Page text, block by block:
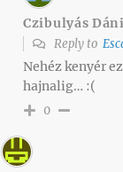
Czibulyás
Reply to
Nehéz kenyér
hajnalig… :(
0